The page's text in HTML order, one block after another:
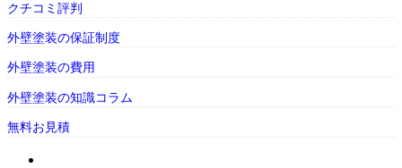
クチコミ評判
外壁塗装の保証制度
外壁塗装の費用
外壁塗装の知識コラム
無料お見積